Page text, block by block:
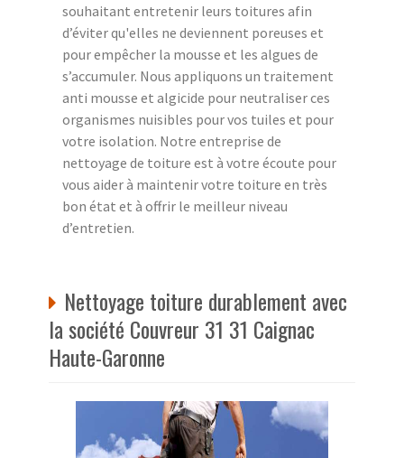
souhaitant entretenir leurs toitures afin
d’éviter qu'elles ne deviennent poreuses et
pour empêcher la mousse et les algues de
s’accumuler. Nous appliquons un traitement
anti mousse et algicide pour neutraliser ces
organismes nuisibles pour vos tuiles et pour
votre isolation. Notre entreprise de
nettoyage de toiture est à votre écoute pour
vous aider à maintenir votre toiture en très
bon état et à offrir le meilleur niveau
d’entretien.
Nettoyage toiture durablement avec
la société Couvreur 31 31 Caignac
Haute-Garonne